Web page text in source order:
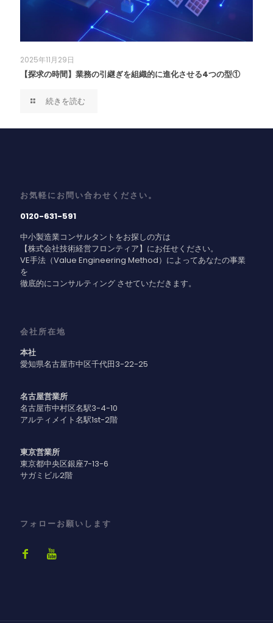
2025年11月29日
【探求の時間】業務の引継ぎを組織的に進化させる4つの型①
続きを読む
お気軽にお問い合わせください。
0120-631-591
中小製造業コンサルタントをお探しの方は
【株式会社技術経営フロンティア】にお任せください。
VE手法（Value Engineering Method）によってあなたの事業
を
徹底的にコンサルティング させていただきます。
会社所在地
本社
愛知県名古屋市中区千代田3-22-25
名古屋営業所
名古屋市中村区名駅3-4-10
アルティメイト名駅1st-2階
東京営業所
東京都中央区銀座7-13-6
サガミビル2階
フォローお願いします